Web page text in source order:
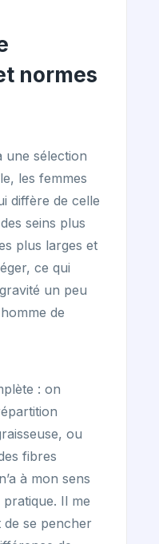
normes
une sélection
les femmes
diffère de celle
seins plus
plus larges et
ce qui
un peu
de
: on
ou
fibres
à mon sens
pratique. Il me
de se pencher